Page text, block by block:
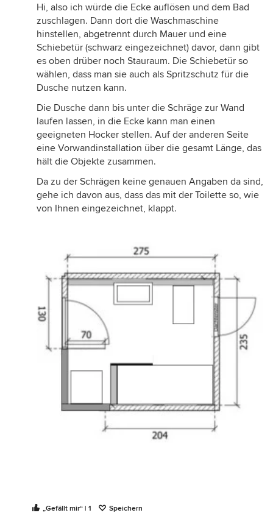
Hi, also ich würde die Ecke auflösen und dem Bad
zuschlagen. Dann dort die Waschmaschine
hinstellen, abgetrennt durch Mauer und eine
Schiebetür (schwarz eingezeichnet) davor, dann gibt
es oben drüber noch Stauraum. Die Schiebetür so
wählen, dass man sie auch als Spritzschutz für die
Dusche nutzen kann.
Die Dusche dann bis unter die Schräge zur Wand
laufen lassen, in die Ecke kann man einen
geeigneten Hocker stellen. Auf der anderen Seite
eine Vorwandinstallation über die gesamt Länge, das
hält die Objekte zusammen.
Da zu der Schrägen keine genauen Angaben da sind,
gehe ich davon aus, dass das mit der Toilette so, wie
von Ihnen eingezeichnet, klappt.
„Gefällt mir“ | 1 Speichern